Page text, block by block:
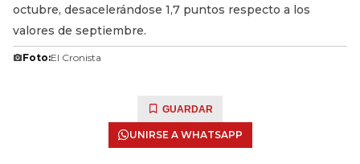
octubre, desacelerándose 1,7 puntos respecto a los
valores de septiembre.
Foto:El Cronista
GUARDAR
UNIRSE A WHATSAPP